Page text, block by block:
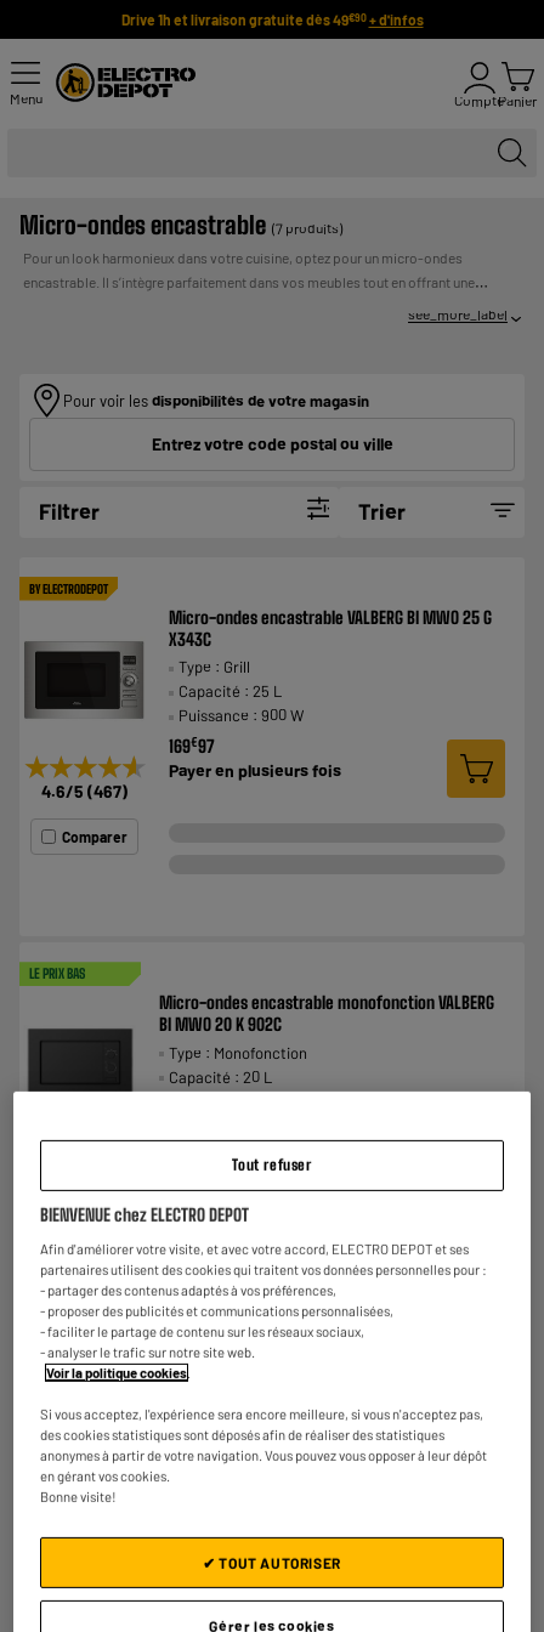
Drive 1h et livraison gratuite dès 49€90 + d'infos
Menu ComptePanier
Micro-ondes encastrable (7 produits)
Pour un look harmonieux dans votre cuisine, optez pour un micro-ondes
encastrable. Il s’intègre parfaitement dans vos meubles tout en offrant une
ETRE REMBOURSE. VERIFIEZ VOS CAPACITES DE
REMBOURSEMENT AVANT DE VOUS ENGAGER.
see_more_label
Pour voir lesdisponibilités de votre magasin
Entrez votre code postal ou ville
Filtrer Trier
BY ELECTRODEPOT
★★★★★
★★★★★
4.6/5 (467)
Comparer
Micro-ondes encastrable VALBERG BI MWO 25 G
X343C
Type : Grill
Capacité : 25 L
Puissance : 900 W
169€97
Payer en plusieurs fois
LE PRIX BAS
★★★★★
★★★★★
Comparer
Micro-ondes encastrable monofonction VALBERG
BI MWO 20 K 902C
Type : Monofonction
Capacité : 20 L
plusieurs fois
★★★★★
★★★★★
Micro-ondes grill encastrable HISENSE
BIM325G62BG2
Type : Grill
Capacité : 25 L
Payer enplusieurs fois
Tout refuser
BIENVENUE chez ELECTRO DEPOT
Afin d'améliorer votre visite, et avec votre accord, ELECTRO DEPOT et ses
partenaires utilisent des cookies qui traitent vos données personnelles pour :
- partager des contenus adaptés à vos préférences,
- proposer des publicités et communications personnalisées,
- faciliter le partage de contenu sur les réseaux sociaux,
- analyser le trafic sur notre site web.
Voir la politique cookies.
Si vous acceptez, l'expérience sera encore meilleure, si vous n'acceptez pas,
des cookies statistiques sont déposés afin de réaliser des statistiques
anonymes à partir de votre navigation. Vous pouvez vous opposer à leur dépôt
en gérant vos cookies.
Bonne visite!
Gérer les cookies
✔ TOUT AUTORISER